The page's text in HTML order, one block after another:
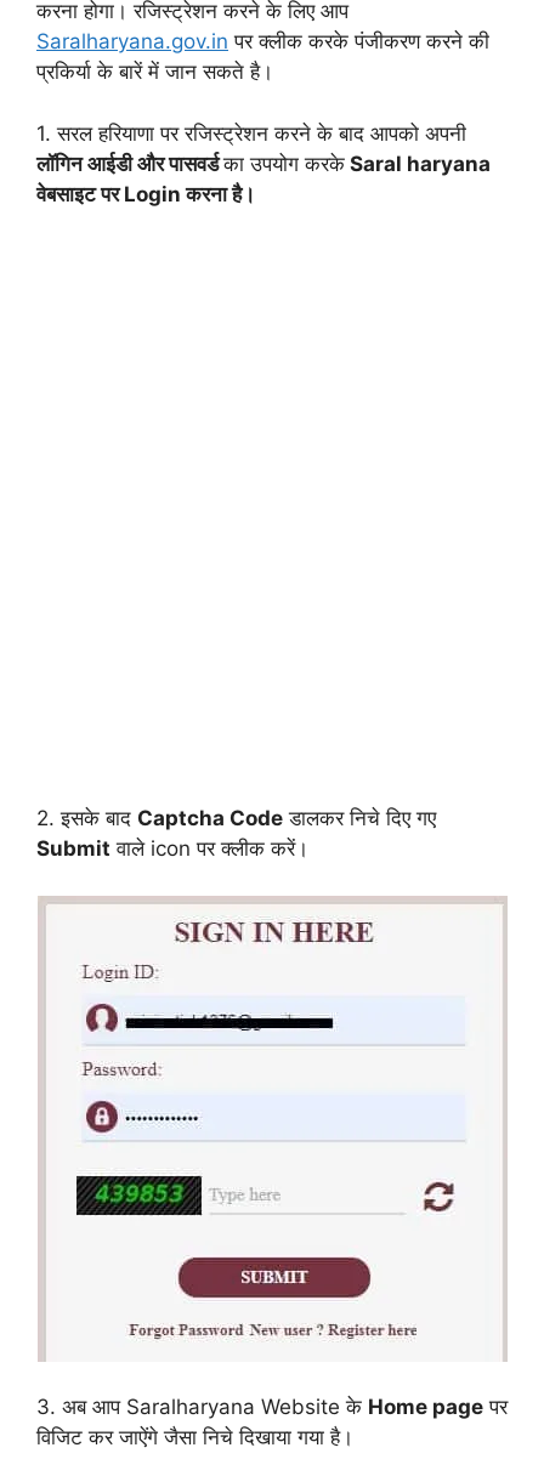
करना होगा। रजिस्ट्रेशन करने के लिए आप
Saralharyana.gov.in पर क्लीक करके पंजीकरण करने की
प्रकिर्या के बारें में जान सकते है।
1. सरल हरियाणा पर रजिस्ट्रेशन करने के बाद आपको अपनी
लॉगिन आईडी और पासवर्डका उपयोग करके Saral haryana
वेबसाइट पर Login करना है।
2. इसके बाद Captcha Code डालकर निचे दिए गए
Submit वाले icon पर क्लीक करें।
3. अब आप Saralharyana Website के Home page पर
विजिट कर जाऐंगे जैसा निचे दिखाया गया है।